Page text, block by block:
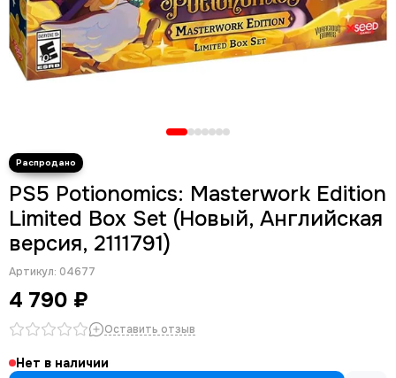
PS5 Potionomics: Masterwork Edition
Limited Box Set (Новый, Английская
версия, 2111791)
Артикул: 04677
4 790 ₽
Оставить отзыв
Нет в наличии